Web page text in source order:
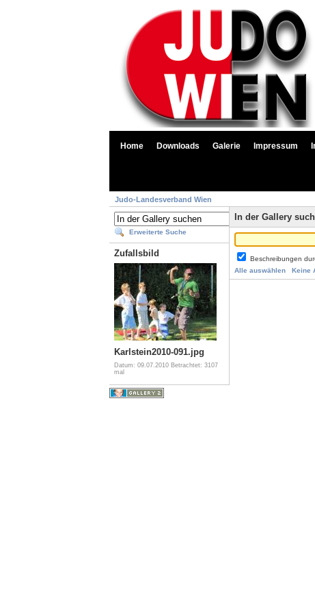
Home Downloads Galerie Impressum
Judo-Landesverband Wien
Erweiterte Suche
Zufallsbild
Karlstein2010-091.jpg
Datum: 09.07.2010 Betrachtet: 3107
mal
In der Gallery
Beschreibungen
Alle auswählen
Keine